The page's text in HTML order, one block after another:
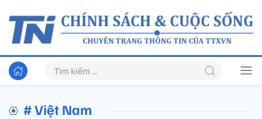
# Việt Nam